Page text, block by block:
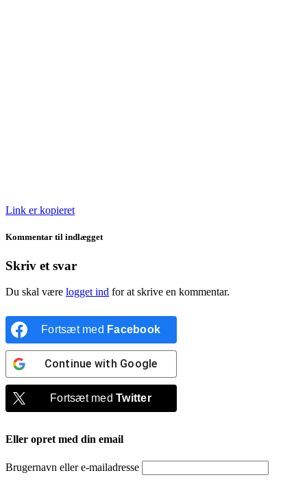
Link er kopieret
Kommentar til indlægget
Skriv et svar
Du skal være logget ind for at skrive en kommentar.
Fortsæt med Facebook
Continue with Google
Fortsæt medTwitter
Eller opret med din email
Brugernavn eller e-mailadresse